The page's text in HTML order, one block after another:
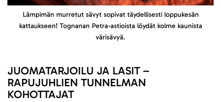
Lämpimän murretut sävyt sopivat täydellisesti loppukesän
kattaukseen! Tognanan Petra-astioista löydät kolme kaunista
värisävyä.
JUOMATARJOILU JA LASIT –
RAPUJUHLIEN TUNNELMAN
KOHOTTAJAT